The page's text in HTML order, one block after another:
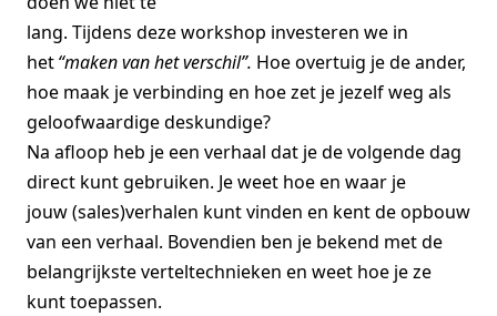
lang. Tijdens deze workshop investeren we in
het“maken van het verschil”. Hoe overtuig je de ander,
hoe maak je verbinding en hoe zet je jezelf weg als
geloofwaardige deskundige?
Na afloop heb je een verhaal dat je de volgende dag
direct kunt gebruiken. Je weet hoe en waar je
jouw (sales)verhalen kunt vinden en kent de opbouw
van een verhaal. Bovendien ben je bekend met de
belangrijkste verteltechnieken en weet hoe je ze
kunt toepassen.